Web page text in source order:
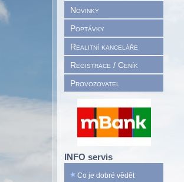
Novinky
Poptávky
Realitní kanceláře
Registrace / Ceník
Provozovatel
INFO servis
Co je dobré vědět